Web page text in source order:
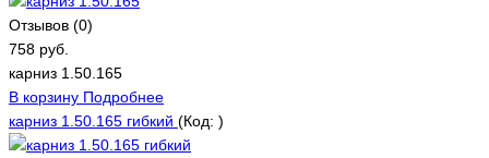
Отзывов (0)
758 руб.
карниз 1.50.165
В корзину Подробнее
карниз 1.50.165 гибкий (Код: )